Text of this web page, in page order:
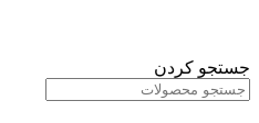
جستجو کردن